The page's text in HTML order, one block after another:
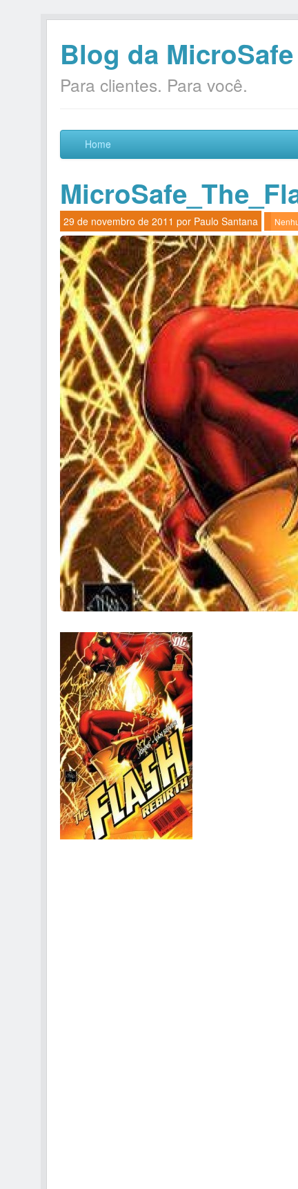
Blog da MicroSafe
Para clientes. Para você.
Home
29 de novembro de 2011 por Paulo Santana